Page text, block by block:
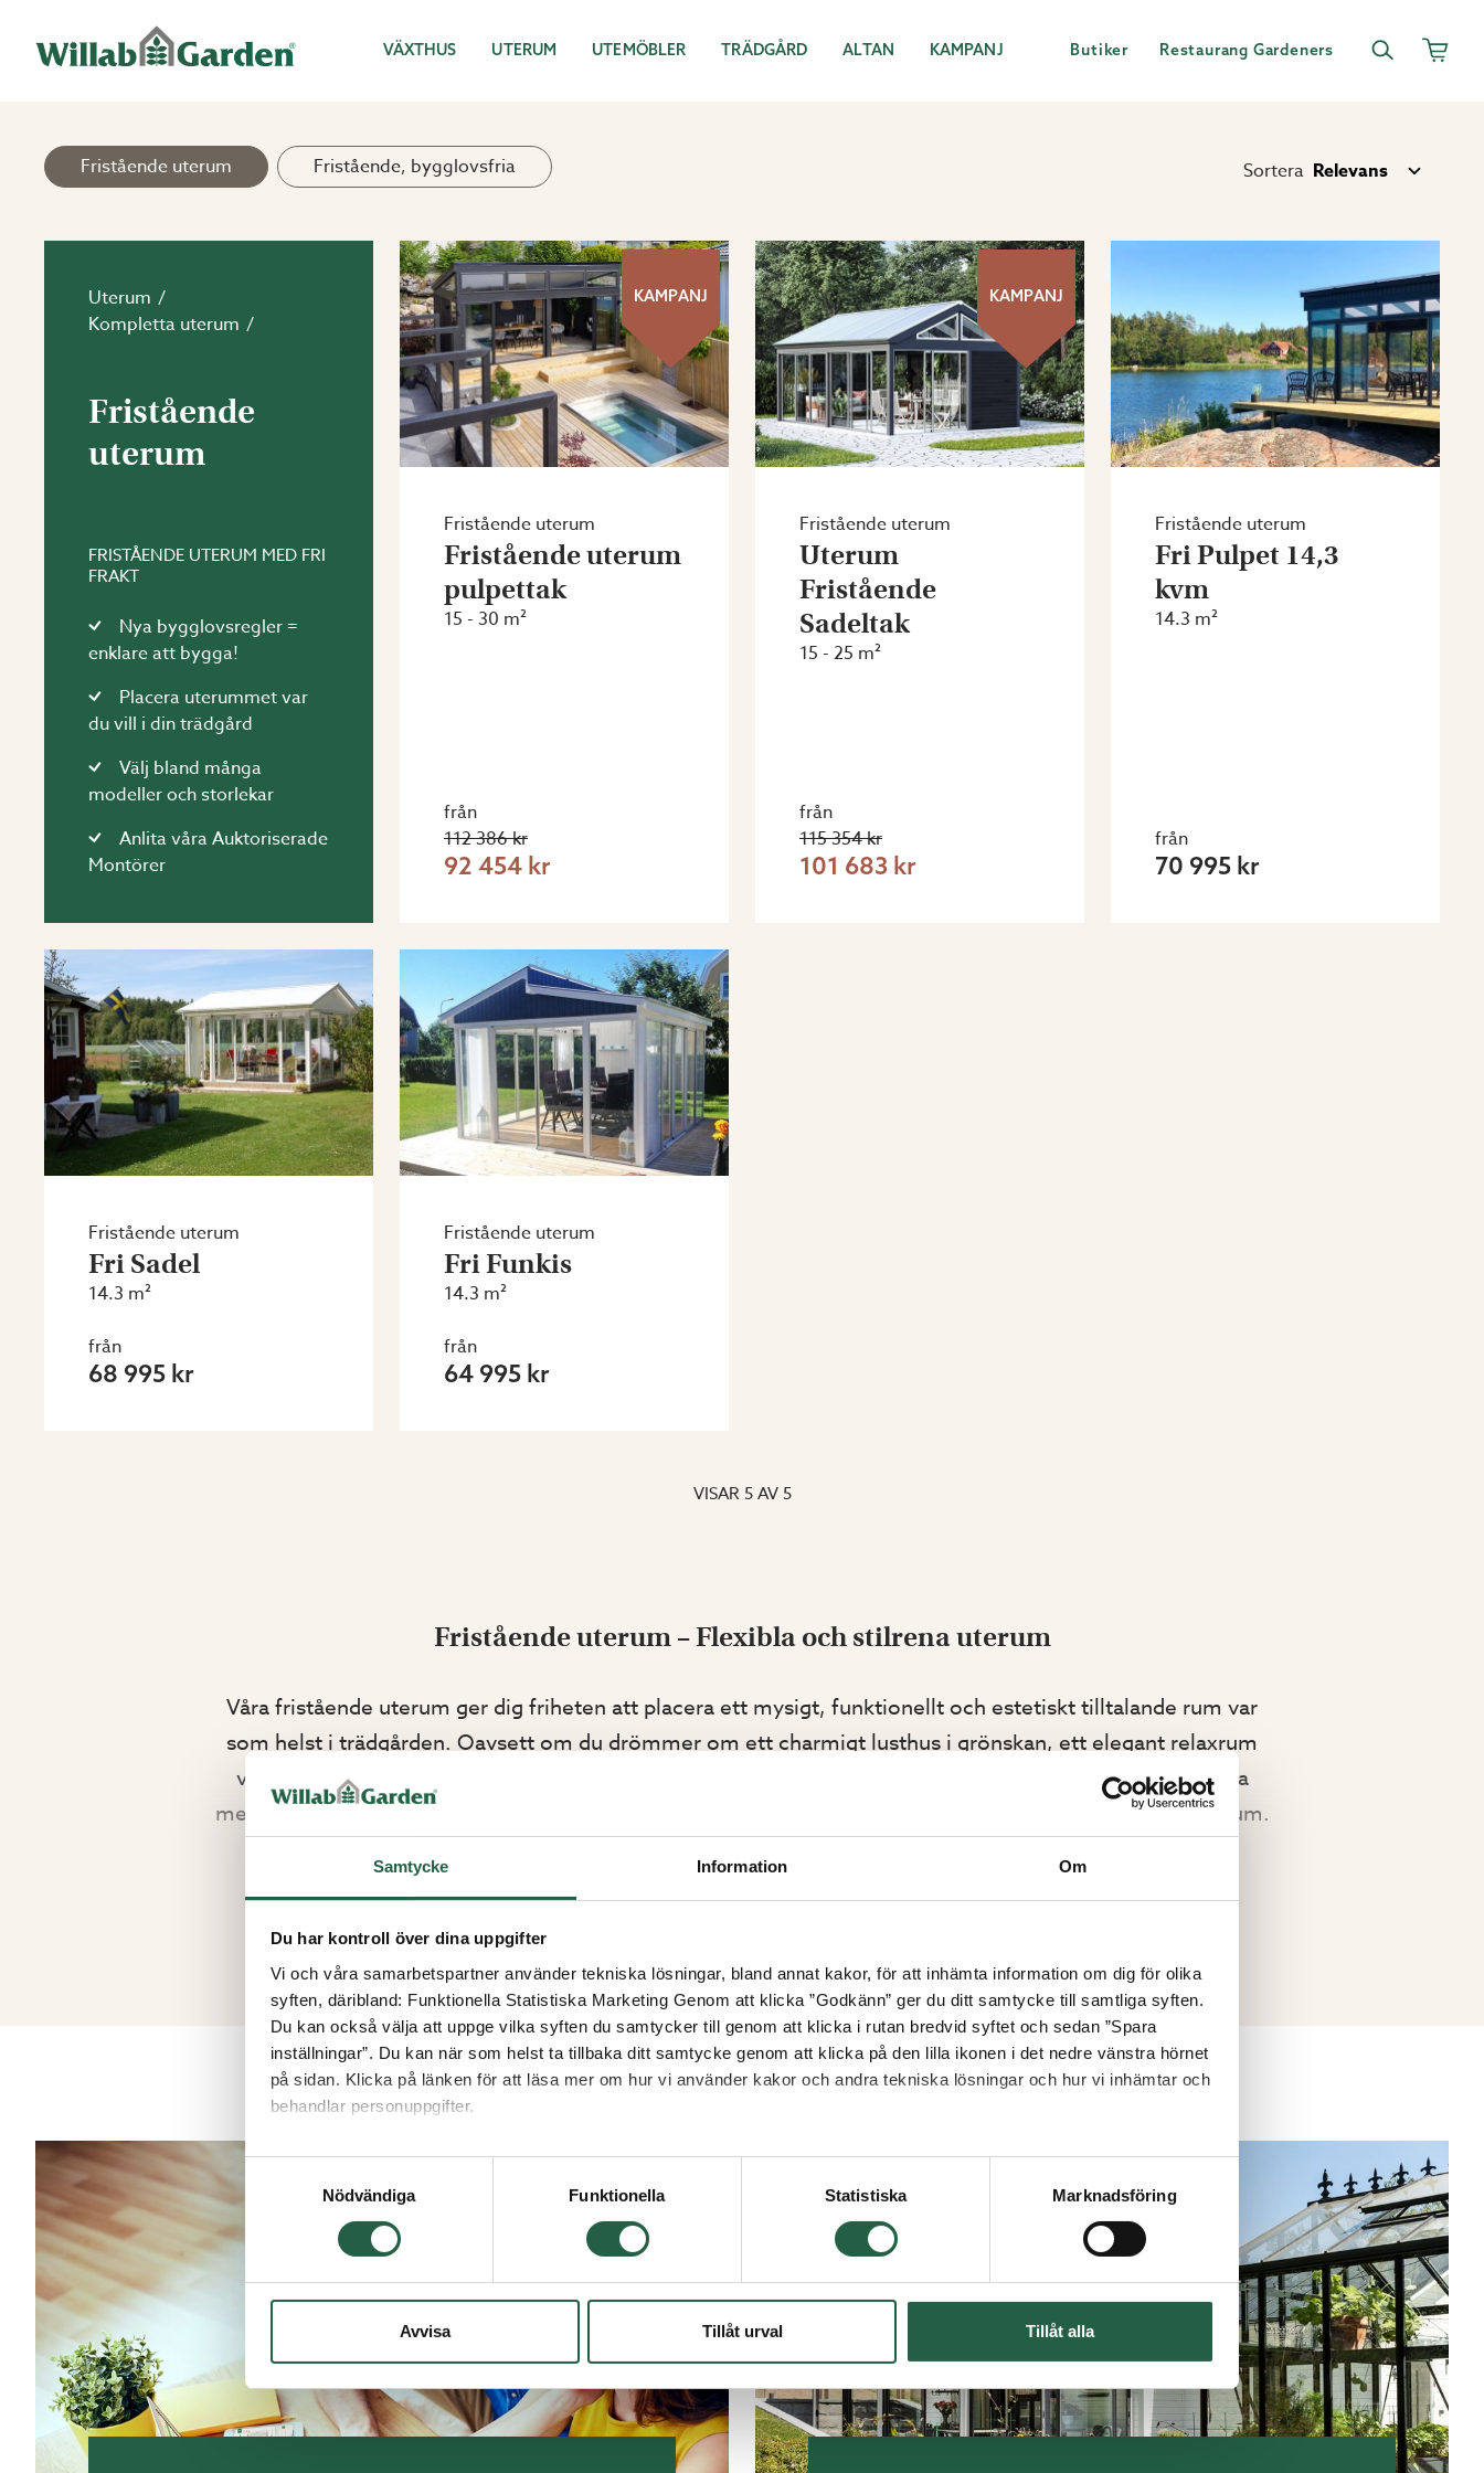
Samtycke Information Om
Du har kontroll över dina uppgifter
Vi och våra samarbetspartner använder tekniska lösningar, bland annat kakor, för att inhämta information om dig för olika
syften, däribland: Funktionella Statistiska Marketing Genom att klicka ”Godkänn” ger du ditt samtycke till samtliga syften.
Du kan också välja att uppge vilka syften du samtycker till genom att klicka i rutan bredvid syftet och sedan ”Spara
inställningar”. Du kan när som helst ta tillbaka ditt samtycke genom att klicka på den lilla ikonen i det nedre vänstra hörnet
på sidan. Klicka på länken för att läsa mer om hur vi använder kakor och andra tekniska lösningar och hur vi inhämtar och
behandlar personuppgifter.
Ta reda på mer om cookies Googles sekretesspolicy
Nödvändiga
Funktionella Statistiska Marknadsföring
Avvisa Tillåt urval Tillåt alla
VÄXTHUS UTERUM UTEMÖBLER TRÄDGÅRD ALTAN KAMPANJ Butiker Restaurang Gardeners
Fristående uterum Fristående, bygglovsfria Sortera
Uterum
Kompletta uterum
Fristående
uterum
FRISTÅENDE UTERUM MED FRI
FRAKT
Nya bygglovsregler =
enklare att bygga!
Placera uterummet var
du vill i din trädgård
Välj bland många
modeller och storlekar
Anlita våra Auktoriserade
Montörer
KAMPANJ
Fristående uterum
Fristående uterum
pulpettak
15 - 30 m²
från
112 386 kr
92 454 kr
KAMPANJ
Fristående uterum
Uterum
Fristående
Sadeltak
15 - 25 m²
från
115 354 kr
101 683 kr
Fristående uterum
Fri Pulpet 14,3
kvm
14.3 m²
från
70 995 kr
Fristående uterum
Fri Sadel
14.3 m²
från
68 995 kr
Fristående uterum
Fri Funkis
14.3 m²
från
64 995 kr
VISAR 5 AV 5
Fristående uterum – Flexibla och stilrena uterum
Våra fristående uterum ger dig friheten att placera ett mysigt, funktionellt och estetiskt tilltalande rum var
som helst i trädgården. Oavsett om du drömmer om ett charmigt lusthus i grönskan, ett elegant relaxrum
vid poolen eller ett avskilt kontor nära bryggan, så hittar du hos oss flera modeller och storlekar att välja
mellan. Med fri frakt och möjlighet till bygglovshjälp förenklar vi hela processen – från idé till färdigt uterum.
BYGGLOVSFRIA UTERUM
Visste du att du kan förverkliga drömmen om ett
reglerna för friggebodar/fristående byggnader får du bygga en fristående konstruktion – som våra uterum på
14,3 m² – helt fritt utan bygglov. Vi erbjuder flera designalternativ, alla inom friggebodsreglerna, så att du
kan hitta den stil som passar din trädgård bäst.
Gör ditt uterum personligt med vårt digitala planeringsverktyg! Välj design, material, taktyp och tillbehör
efter din egen smak – allt i ett smidigt onlineformat. Vi guidar dig genom varje steg och hjälper gärna till
med bygglovshjälp och montörer.
ATTEFALLSHUS – MER ÄN BARA ETT UTERUM
Ett attefallshus är en flexibel och praktisk lösning – och något som ofta missuppfattas som ett uterum, men
som har betydligt fler användningsområden: